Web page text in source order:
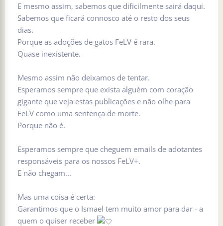
E mesmo assim, sabemos que dificilmente sairá daqui.
Sabemos que ficará connosco até o resto dos seus
dias.
Porque as adoções de gatos FeLV é rara.
Quase inexistente.
Mesmo assim não deixamos de tentar.
Esperamos sempre que exista alguém com coração
gigante que veja estas publicações e não olhe para
FeLV como uma sentença de morte.
Porque não é.
Esperamos sempre que cheguem emails de adotantes
responsáveis para os nossos FeLV+.
E não chegam...
Mas uma coisa é certa:
Garantimos que o Ismael tem muito amor para dar - a
quem o quiser receber